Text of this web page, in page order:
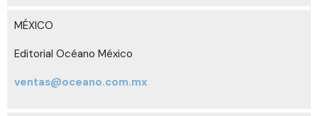
MÉXICO
Editorial Océano México
ventas@oceano.com.mx